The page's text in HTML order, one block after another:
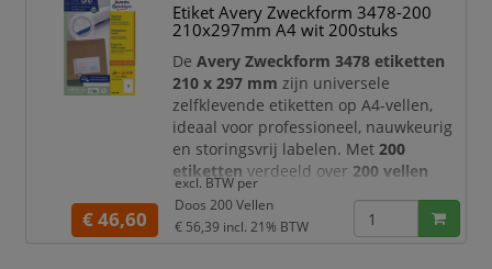
De etiketten zijn gegarandeerd
geschikt voor inkjetprinters,
laserprinters en kop
Etiket Avery Zweckform 3478-200
210x297mm A4 wit 200stuks
DeAvery Zweckform 3478 etiketten
210 x 297 mm zijn universele
zelfklevende etiketten op A4-vellen,
ideaal voor professioneel, nauwkeurig
en storingsvrij labelen. Met200
etiketten verdeeld over 200 vellen
beschikt u over een ruime voorraad
voor grootformaat labeling, verzending,
productinformatie, archivering,
€ 46,60
excl. BTW per
Doos 200 Vellen
€ 56,39 incl. 21% BTW